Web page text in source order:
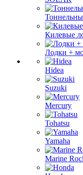
Килевые
Лодки +
Hidea
Suzuki
Mercury
Tohatsu
Yamaha
Marine